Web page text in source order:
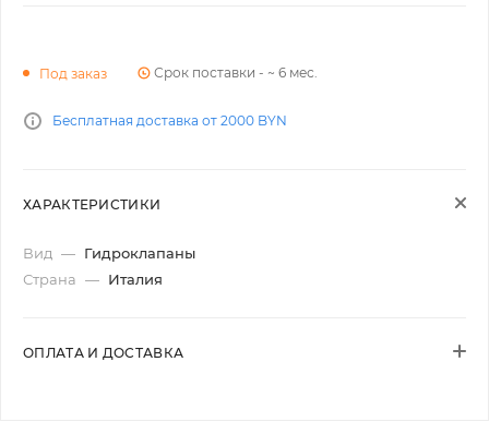
Под заказ Срок поставки - ~ 6 мес.
Бесплатная доставка от 2000 BYN
ХАРАКТЕРИСТИКИ
Вид — Гидроклапаны
Страна — Италия
ОПЛАТА И ДОСТАВКА